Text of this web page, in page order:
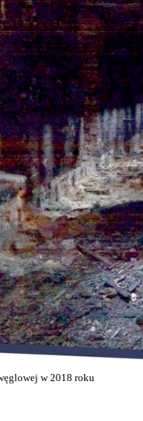
w 2018 roku